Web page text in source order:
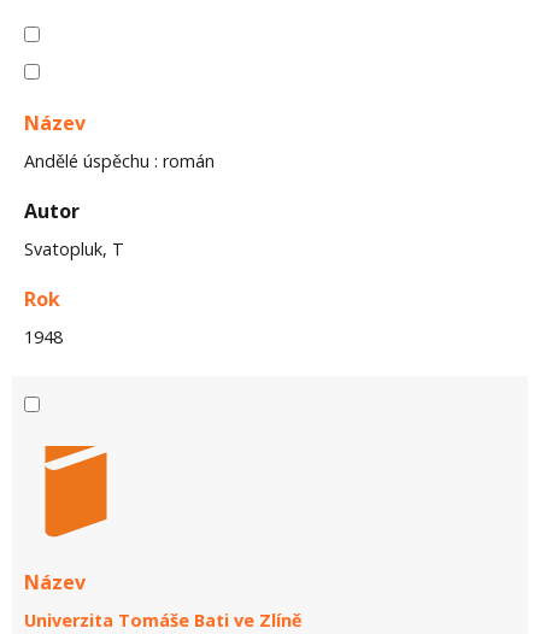
Název
Andělé úspěchu : román
Autor
Svatopluk, T
Rok
1948
Název
Univerzita Tomáše Bati ve Zlíně